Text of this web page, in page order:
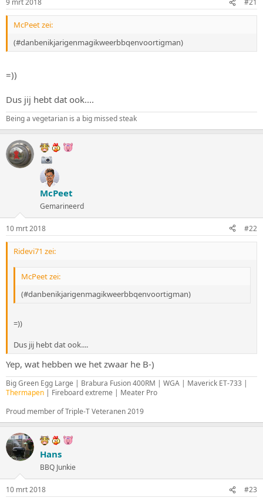
s
t
a
r
t
r
m
9 mrt 2018 #21
McPeet zei:
(#danbenikjarigenmagikweerbbqenvoortigman)
=))
Dus jij hebt dat ook....
Being a vegetarian is a big missed steak
McPeet
Gemarineerd
10 mrt 2018 #22
Ridevi71 zei:
McPeet zei:
(#danbenikjarigenmagikweerbbqenvoortigman)
=))
Dus jij hebt dat ook....
Yep, wat hebben we het zwaar he B-)
Big Green Egg Large | Brabura Fusion 400RM | WGA | Maverick ET-733 |
Thermapen | Fireboard extreme | Meater Pro
Proud member of Triple-T Veteranen 2019
Hans
BBQ Junkie
10 mrt 2018 #23